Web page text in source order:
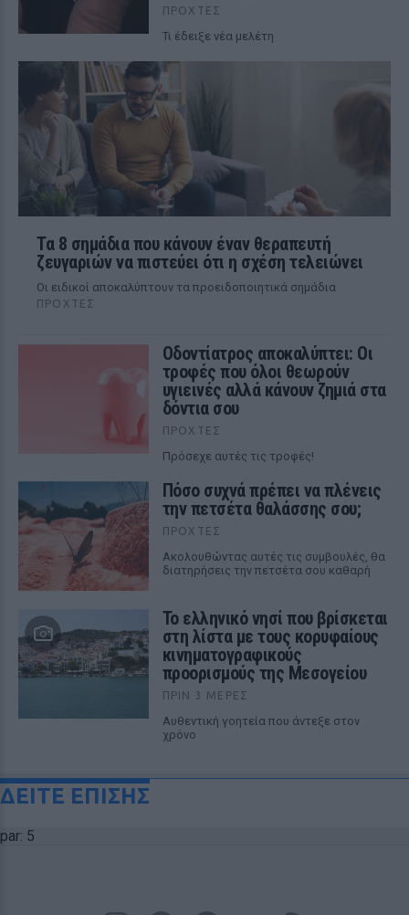
ΠΡΟΧΤΈΣ
Τι έδειξε νέα μελέτη
Τα 8 σημάδια που κάνουν έναν θεραπευτή
ζευγαριών να πιστεύει ότι η σχέση τελειώνει
Οι ειδικοί αποκαλύπτουν τα προειδοποιητικά σημάδια
ΠΡΟΧΤΈΣ
Οδοντίατρος αποκαλύπτει: Οι
τροφές που όλοι θεωρούν
υγιεινές αλλά κάνουν ζημιά στα
δόντια σου
ΠΡΟΧΤΈΣ
Πρόσεχε αυτές τις τροφές!
Πόσο συχνά πρέπει να πλένεις
την πετσέτα θαλάσσης σου;
ΠΡΟΧΤΈΣ
Ακολουθώντας αυτές τις συμβουλές, θα
διατηρήσεις την πετσέτα σου καθαρή
Το ελληνικό νησί που βρίσκεται
στη λίστα με τους κορυφαίους
κινηματογραφικούς
προορισμούς της Μεσογείου
ΠΡΙΝ 3 ΜΈΡΕΣ
Αυθεντική γοητεία που άντεξε στον
χρόνο
ΔΕΙΤΕ ΕΠΙΣΗΣ
par: 5